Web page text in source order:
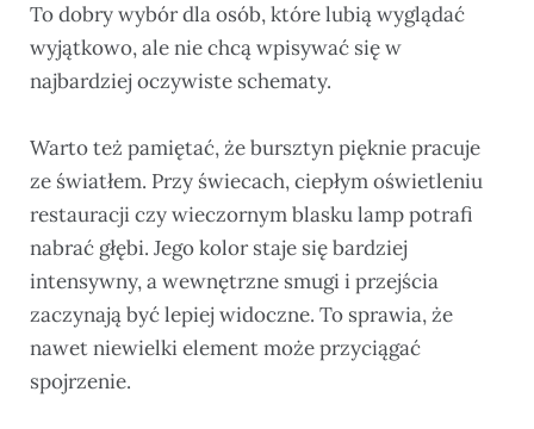
To dobry wybór dla osób, które lubią wyglądać
wyjątkowo, ale nie chcą wpisywać się w
najbardziej oczywiste schematy.
Warto też pamiętać, że bursztyn pięknie pracuje
ze światłem. Przy świecach, ciepłym oświetleniu
restauracji czy wieczornym blasku lamp potrafi
nabrać głębi. Jego kolor staje się bardziej
intensywny, a wewnętrzne smugi i przejścia
zaczynają być lepiej widoczne. To sprawia, że
nawet niewielki element może przyciągać
spojrzenie.